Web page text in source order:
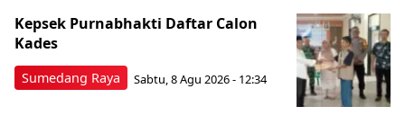
Sumedang Raya
Kepsek Purnabhakti Daftar Calon
Kades
Sabtu, 8 Agu 2026 - 12:34